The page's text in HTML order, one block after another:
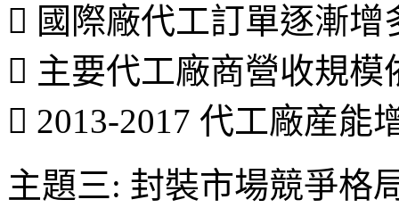
 國際廠代工訂單逐漸增
 主要代工廠商營收規模
 2013-2017 代工廠産能
主題三: 封裝市場競爭格